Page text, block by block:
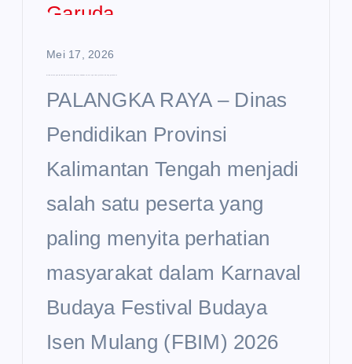
Mei 17, 2026
PALANGKA RAYA – Dinas
Pendidikan Provinsi
Kalimantan Tengah menjadi
salah satu peserta yang
paling menyita perhatian
masyarakat dalam Karnaval
Budaya Festival Budaya
Isen Mulang (FBIM) 2026